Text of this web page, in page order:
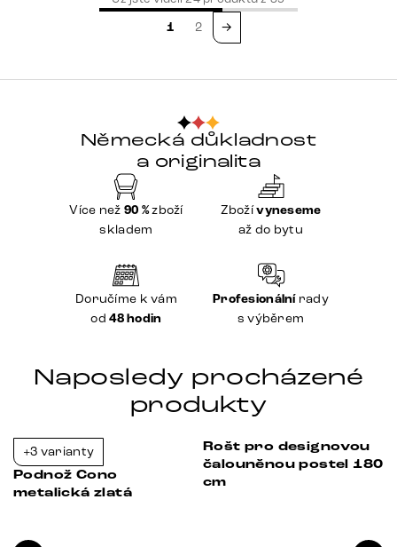
1 2 →
Německá důkladnost
a originalita
Více než 90 %zboží
skladem
Zbožívyneseme
až do bytu
Doručíme k vám
od48 hodin
Profesionálnírady
s výběrem
Naposledy procházené
produkty
+3 varianty
Podnož Cono
metalická zlatá
-21%
Rošt pro designovou
čalouněnou postel 180
cm